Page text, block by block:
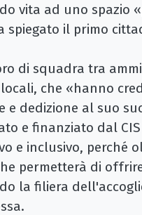
vita ad uno spazio
spiegato il primo
di squadra tra
che «hanno
e dedizione al suo
e finanziato dal
e inclusivo, perché
permetterà di
la filiera